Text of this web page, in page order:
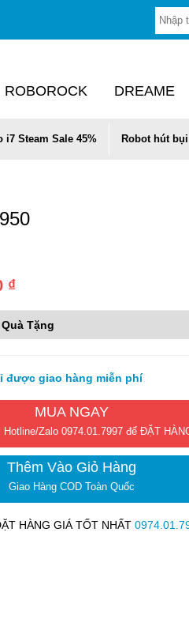
ROBOROCK DREAME
i7 Steam Sale 45% Robot hút
₫
Tặng
được giao hàng miễn phí
MUA NGAY
Hotline/Zalo 0974.01.7997 để ĐẶT
Thêm Vào Giỏ Hàng
Giao Hàng COD Toàn Quốc
HÀNG GIÁ TỐT NHẤT